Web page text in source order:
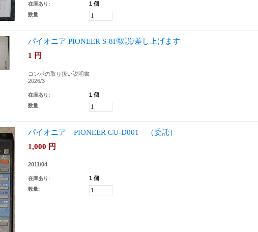
在庫あり: 1 個
数量:
パイオニア PIONEER S-8F取説/差し上げます
1 円
コンポの取り扱い説明書
2026/3
在庫あり: 1 個
数量:
パイオニア PIONEER CU-D001 （委託）
1,000 円
2011/04
在庫あり: 1 個
数量: